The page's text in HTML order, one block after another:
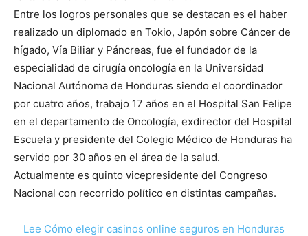
Entre los logros personales que se destacan es el haber
realizado un diplomado en Tokio, Japón sobre Cáncer de
hígado, Vía Biliar y Páncreas, fue el fundador de la
especialidad de cirugía oncología en la Universidad
Nacional Autónoma de Honduras siendo el coordinador
por cuatro años, trabajo 17 años en el Hospital San Felipe
en el departamento de Oncología, exdirector del Hospital
Escuela y presidente del Colegio Médico de Honduras ha
servido por 30 años en el área de la salud.
Actualmente es quinto vicepresidente del Congreso
Nacional con recorrido político en distintas campañas.
Lee Cómo elegir casinos online seguros en Honduras